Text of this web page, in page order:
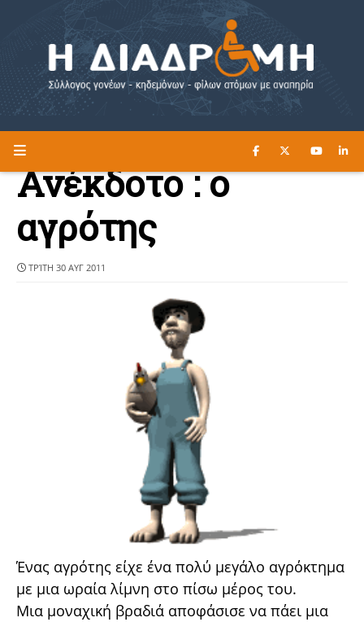
Η ΔΙΑΔΡΟΜΗ ΔΙΑΒΑΣΤΕ ΕΔΩ ►
Ανέκδοτο : ο
αγρότης
ΤΡΊΤΗ 30 ΑΥΓ 2011
Ένας αγρότης είχε ένα πολύ μεγάλο αγρόκτημα
με μια ωραία λίμνη στο πίσω μέρος του.
Μια μοναχική βραδιά αποφάσισε να πάει μια